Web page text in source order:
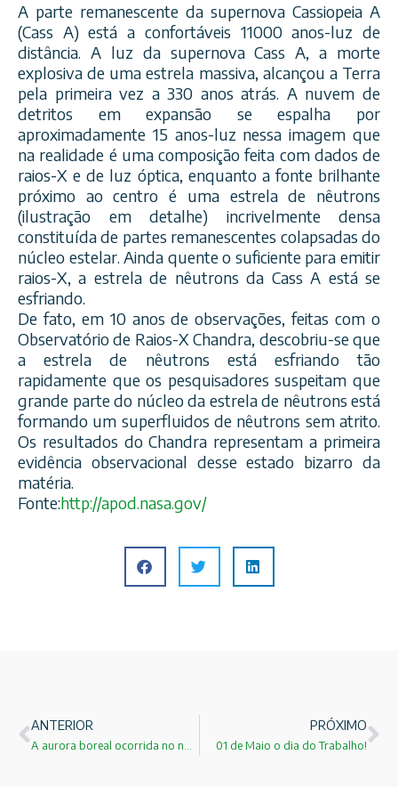
A parte remanescente da supernova Cassiopeia A
(Cass A) está a confortáveis 11000 anos-luz de
distância. A luz da supernova Cass A, a morte
explosiva de uma estrela massiva, alcançou a Terra
pela primeira vez a 330 anos atrás. A nuvem de
detritos em expansão se espalha por
aproximadamente 15 anos-luz nessa imagem que
na realidade é uma composição feita com dados de
raios-X e de luz óptica, enquanto a fonte brilhante
próximo ao centro é uma estrela de nêutrons
(ilustração em detalhe) incrivelmente densa
constituída de partes remanescentes colapsadas do
núcleo estelar. Ainda quente o suficiente para emitir
raios-X, a estrela de nêutrons da Cass A está se
esfriando.
De fato, em 10 anos de observações, feitas com o
Observatório de Raios-X Chandra, descobriu-se que
a estrela de nêutrons está esfriando tão
rapidamente que os pesquisadores suspeitam que
grande parte do núcleo da estrela de nêutrons está
formando um superfluidos de nêutrons sem atrito.
Os resultados do Chandra representam a primeira
evidência observacional desse estado bizarro da
matéria.
Fonte:http://apod.nasa.gov/
ANTERIOR PRÓXIMO
01 de Maio o dia do Trabalho!